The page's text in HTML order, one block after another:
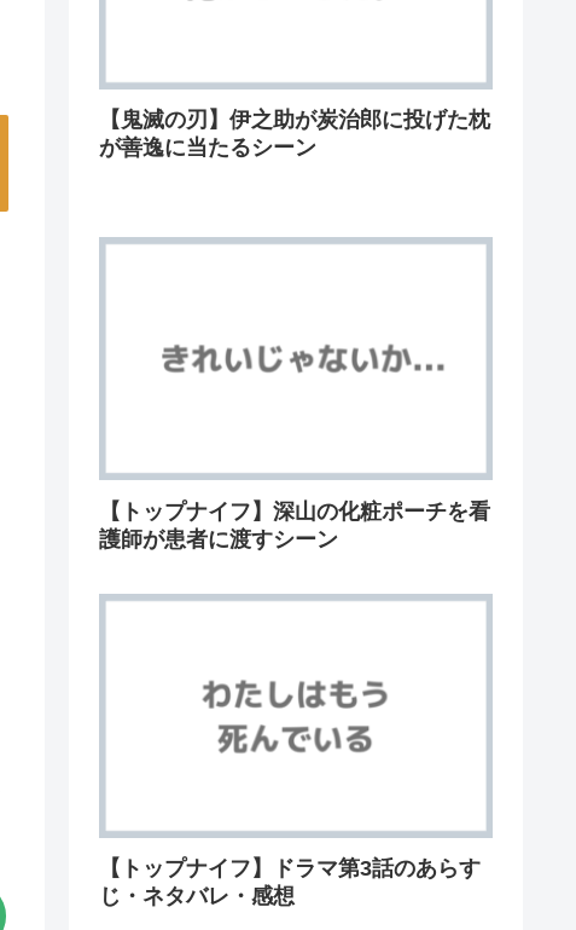
【鬼滅の刃】伊之助が炭治郎に投げた枕
が善逸に当たるシーン
【トップナイフ】深山の化粧ポーチを看
護師が患者に渡すシーン
【トップナイフ】ドラマ第3話のあらす
じ・ネタバレ・感想